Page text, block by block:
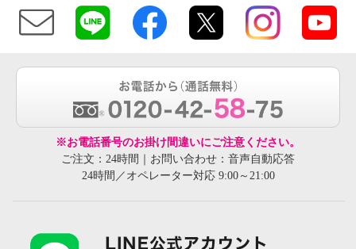
※お電話番号のお掛け間違いにご注意ください。
ご注文：24時間｜お問い合わせ：音声自動応答
24時間／オペレーター対応 9:00～21:00